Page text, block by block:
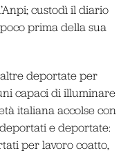
custodì il diario
prima della sua
deportate per
capaci di illuminare
italiana accolse con
e deportate:
per lavoro coatto,